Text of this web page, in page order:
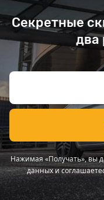
Секретные
два
Нажимая «Получать», вы
данных и